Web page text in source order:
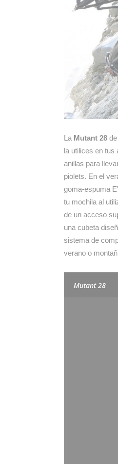
La Mutant 28de
la utilices en tus
anillas para
piolets. En el
goma-espuma
tu mochila al
de un acceso
una cubeta
sistema de
verano o
Mutant 28